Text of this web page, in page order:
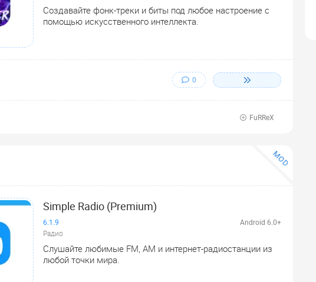
Создавайте фонк-треки и биты под любое настроение с
помощью искусственного интеллекта.
0
FuRReX
MOD
Simple Radio (Premium)
6.1.9 Android 6.0+
Радио
Слушайте любимые FM, AM и интернет-радиостанции из
любой точки мира.